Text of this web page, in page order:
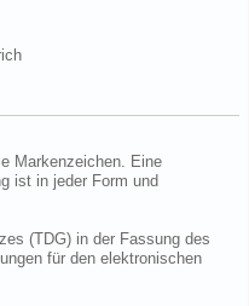
Markenzeichen. Eine
ist in jeder Form und
(TDG) in der Fassung des
für den elektronischen